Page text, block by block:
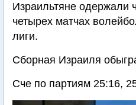
Израильтяне одержали
четырех матчах
лиги.
Сборная Израиля
Сче по партиям 25:16,